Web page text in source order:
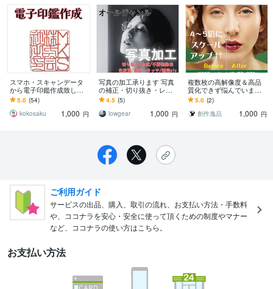
スマホ・スキャンデータ
から電子印鑑作成致しま
す リモートワークにも便
利。透明のデータで納品
します。
5.0 (54)
kokosaku
1,000 円
写真の加工承ります 写真
の補正・切り抜き・レタ
ッチ・合成が必要な方に
4.5 (5)
lowgear
1,000 円
複数枚の高解像度＆高品
質化できず悩んでいます
写真やロゴが粗い問題解
決ご相談窓口【最安1枚1,
000円】
5.0 (2)
創作逸品
1,000 円
ご利用ガイド
サービスの出品、購入、取引の流れ、お支払い方法・手数料
や、ココナラを安心・安全に使って頂くための制度やマナー
など、ココナラの使い方はこちら。
お支払い方法